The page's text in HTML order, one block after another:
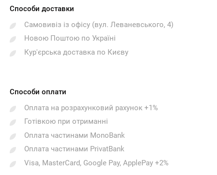
Способи доставки
Самовивіз із офісу (вул. Леваневського, 4)
Новою Поштою по Україні
Кур'єрська доставка по Києву
Способи оплати
Оплата на розрахунковий рахунок +1%
Готівкою при отриманні
Оплата частинами MonoBank
Оплата частинами PrivatBank
Visa, MasterCard, Google Pay, ApplePay +2%